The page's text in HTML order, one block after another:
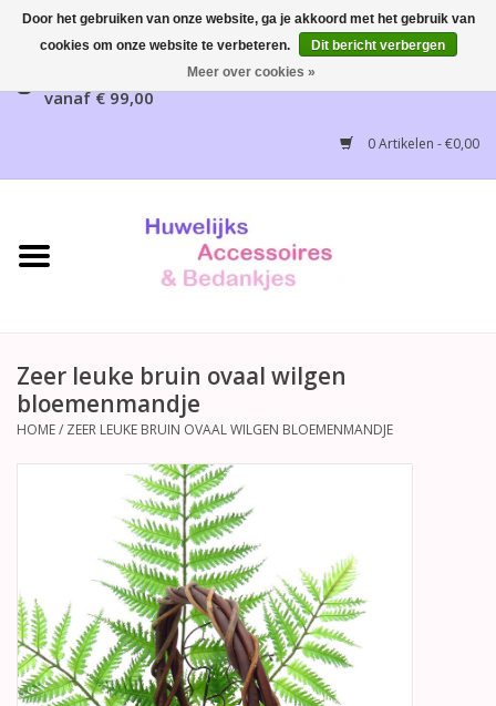
Gratis verzending mogelijk, NL vanaf € 65,00, België
vanaf € 99,00
0 Artikelen - €0,00
Home
Bruidsaccessoires
Huwelijksreceptie
Disney Huwelijk
Betty Boop Huwelijk
Jubileum
Geboorte, Doop en
Communie
Zeer leuke bruin ovaal wilgen
bloemenmandje
HOME/ ZEER LEUKE BRUIN OVAAL WILGEN BLOEMENMANDJE
Door het gebruiken van onze website, ga je akkoord met het gebruik van
cookies om onze website te verbeteren.
Dit bericht verbergen
Meer over cookies »